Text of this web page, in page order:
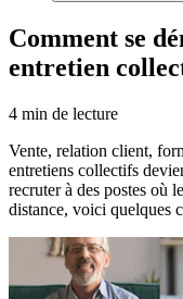
Comment se
entretien
4 min de lecture
Vente, relation client,
entretiens collectifs
recruter à des postes où
distance, voici quelques